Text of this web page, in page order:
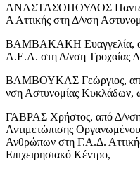
ΑΝΑΣΤΑΣΟΠΟΥΛΟΣ
Α Αττικής στη Δ/νση
ΒΑΜΒΑΚΑΚΗ Ευαγγελία,
Α.Ε.Α. στη Δ/νση Τροχαίας
ΒΑΜΒΟΥΚΑΣ Γεώργιος,
νση Αστυνομίας Κυκλάδων,
ΓΑΒΡΑΣ Χρήστος, από Δ/νση
Αντιμετώπισης
Ανθρώπων στη Γ.Α.Δ.
Επιχειρησιακό Κέντρο,